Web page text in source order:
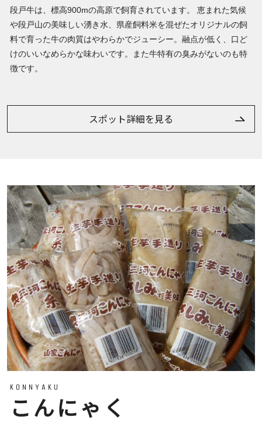
段戸牛は、標高900mの高原で飼育されています。 恵まれた気候
や段戸山の美味しい湧き水、県産飼料米を混ぜたオリジナルの飼
料で育った牛の肉質はやわらかでジューシー。融点が低く、口ど
けのいいなめらかな味わいです。また牛特有の臭みがないのも特
徴です。
スポット詳細を見る
KONNYAKU
こんにゃく